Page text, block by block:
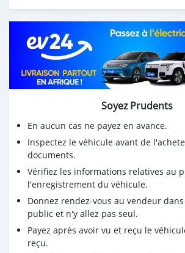
Soyez Prudents
En aucun cas ne payez en avance.
Inspectez le véhicule avant de
documents.
Vérifiez les informations relatives au
l'enregistrement du véhicule.
Donnez rendez-vous au vendeur
public et n'y allez pas seul.
Payez après avoir vu et reçu le
reçu.